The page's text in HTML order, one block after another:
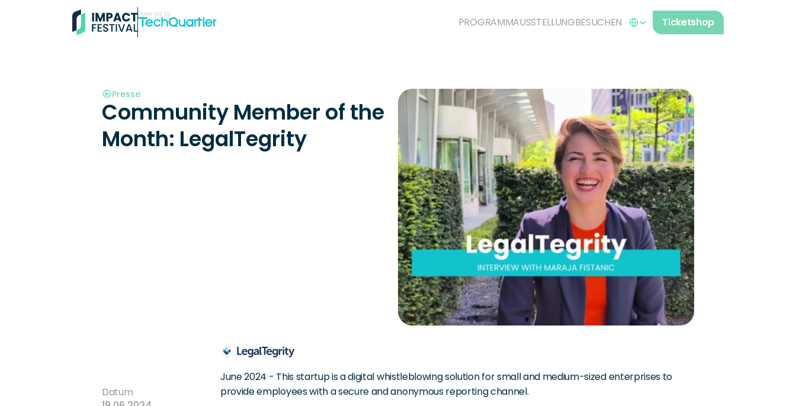
Powered by:
PROGRAMMAUSSTELLUNGBESUCHEN Ticketshop
Presse
Community Member of the
Month: LegalTegrity
Datum
June 2024 - This startup is a digital whistleblowing solution for small and medium-sized enterprises to
provide employees with a secure and anonymous reporting channel.